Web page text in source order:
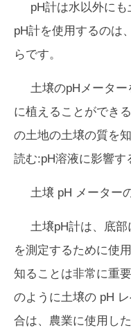
pH計は水以外に
pH計を使用するのは
らです。
土壌のpHメータ
に植えることができ
の土地の土壌の質を
読む:pH溶液に影響す
土壌 pH メーター
土壌pH計は、底
を測定するために使
知ることは非常に重
のように土壌の pH
合は、農業に使用し